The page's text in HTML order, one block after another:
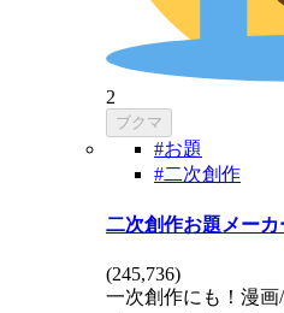
2
ブクマ
#お題
#二次創作
二次創作お題メーカ
(245,736)
一次創作にも！漫